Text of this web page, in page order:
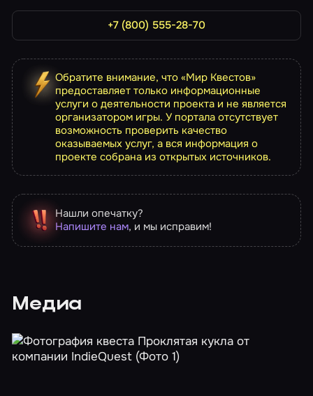
+7 (800) 555-28-70
Обратите внимание, что «Мир Квестов»
предоставляет только информационные
услуги о деятельности проекта и не является
организатором игры. У портала отсутствует
возможность проверить качество
оказываемых услуг, а вся информация о
проекте собрана из открытых источников.
Нашли опечатку?
Напишите нам, и мы исправим!
Медиа